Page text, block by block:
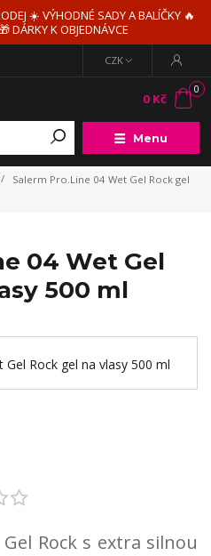
☀️ VÝHODNÉ SADY A BALÍČKY 🔥
DÁRKY K OBJEDNÁVCE
Menu
CZK
0
0 Kč
Salerm Pro.Line 04 Wet Gel Rock gel
04 Wet Gel
500 ml
Rock s extra silnou